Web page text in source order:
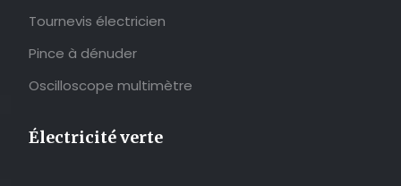
Tournevis électricien
Pince à dénuder
Oscilloscope multimètre
Électricité verte